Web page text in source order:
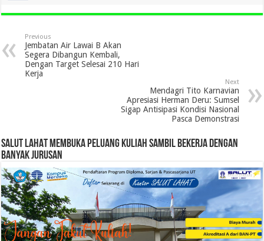
Previous
Jembatan Air Lawai B Akan
Segera Dibangun Kembali,
Dengan Target Selesai 210 Hari
Kerja
Next
Mendagri Tito Karnavian
Apresiasi Herman Deru: Sumsel
Sigap Antisipasi Kondisi Nasional
Pasca Demonstrasi
SALUT LAHAT MEMBUKA PELUANG KULIAH SAMBIL BEKERJA DENGAN
BANYAK JURUSAN